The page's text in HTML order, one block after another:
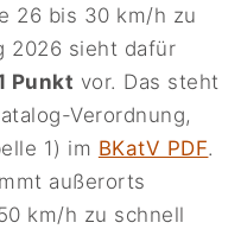
26 bis 30 km/h zu
2026 sieht dafür
Punkt vor. Das steht
Verordnung,
1) im BKatV PDF.
außerorts
km/h zu schnell